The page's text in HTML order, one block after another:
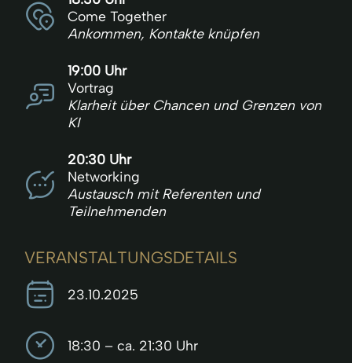
Come Together
Ankommen, Kontakte knüpfen
19:00 Uhr
Vortrag
Klarheit über Chancen und Grenzen von
KI
20:30 Uhr
Networking
Austausch mit Referenten und
Teilnehmenden
VERANSTALTUNGSDETAILS
23.10.2025
18:30 – ca. 21:30 Uhr